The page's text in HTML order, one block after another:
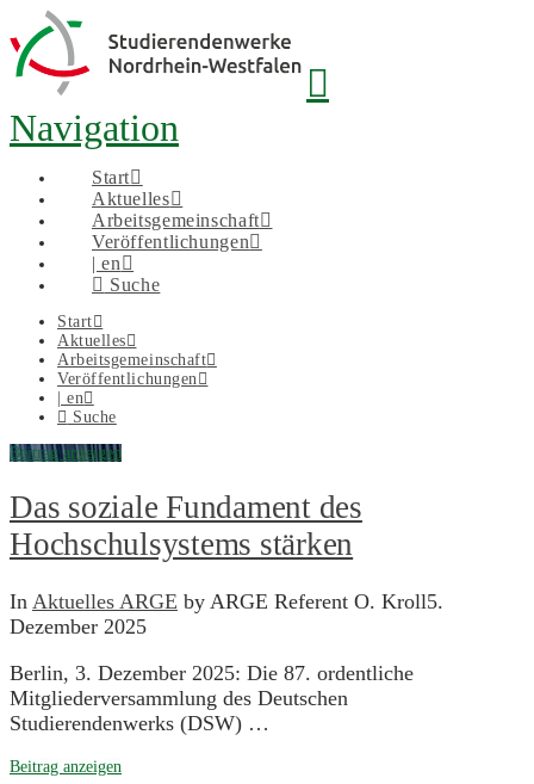
Navigation
Start
Aktuelles
Arbeitsgemeinschaft
Veröffentlichungen
| en
Suche
Start
Aktuelles
Arbeitsgemeinschaft
Veröffentlichungen
| en
Suche
Beitrag anzeigen
Das soziale Fundament des
Hochschulsystems stärken
In Aktuelles ARGE by ARGE Referent O. Kroll5.
Dezember 2025
Berlin, 3. Dezember 2025: Die 87. ordentliche
Mitgliederversammlung des Deutschen
Studierendenwerks (DSW) …
Beitrag anzeigen